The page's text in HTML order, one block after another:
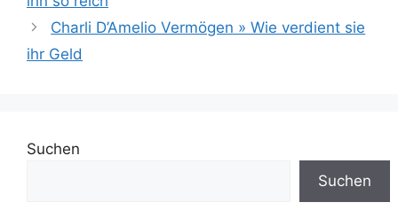
Charli D’Amelio Vermögen » Wie verdient sie
ihr Geld
Suchen
Suchen